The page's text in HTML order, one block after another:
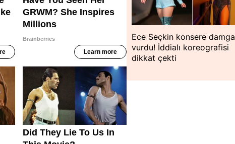
Ece Seçkin konsere damga
vurdu! İddialı koreografisi
dikkat çekti